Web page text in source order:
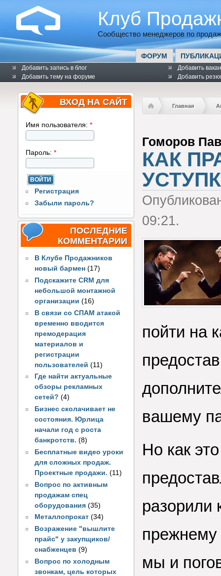
Клуб
Сообщество менеджеров по
ФОРУМ
Добавить запись в блог
Добавить тему на форуме
Добавить
Добавить
ВХОД НА САЙТ
Имя пользователя: *
Пароль: *
Регистрация
Забыли пароль?
ПОСЛЕДНИЕ
КОММЕНТАРИИ
В Клубе Продажников
новый бармен (17)
Подскажите CRM для
небольшой монтажной
организации (16)
В связи со СПАМ атакой
временно вводится
премодерация
материалов и
регистрации
пользователей(11)
Где найти актуальные
обзоры рекламных
сетей? (4)
Бизнес сколачивает не
состояния. Юрлица
начали год с роста
банкротств. (8)
Бесплатные видео уроки
для сложных продаж.
Проектные продажи. (11)
Вопрос по активным
продажам спец
оборудования (35)
Металлопрокат (34)
Возражение "вышлите
прайс" у закупщиков/
снабженцев (9)
Вопрос по холодным
звонкам, цель которых
Главная
Гоморов
КАК
09:21.
пойти на
вашему
Но как
разорили
мы и